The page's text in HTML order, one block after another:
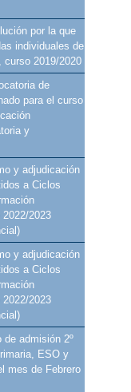
por la que
individuales de
curso 2019/2020
de
para el curso
y
y adjudicación
a Ciclos
2023
y adjudicación
a Ciclos
2023
de admisión 2º
ESO y
mes de Febrero